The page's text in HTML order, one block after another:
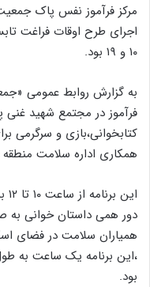
مرکز فرآموز نفس پاک جمعیت
اجرای طرح اوقات فراغت
۱۰ و ۱۹ بود.
فرآموز در مجتمع شهید
کتابخوانی،بازی و سرگرمی
همکاری اداره سلامت منطقه ۱۰ برگزار کردند.
دور همی داستان خوانی به
همیاران سلامت در فضای
،این برنامه یک ساعت به
بود.